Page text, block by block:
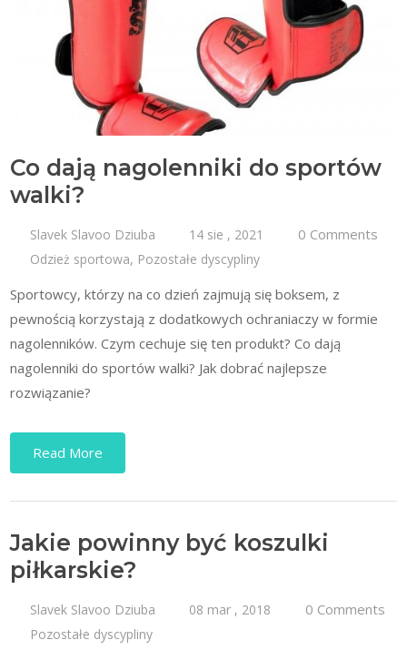
Co dają nagolenniki do sportów
walki?
Slavek Slavoo Dziuba 14 sie , 2021 0 Comments
Odzież sportowa, Pozostałe dyscypliny
Sportowcy, którzy na co dzień zajmują się boksem, z
pewnością korzystają z dodatkowych ochraniaczy w formie
nagolenników. Czym cechuje się ten produkt? Co dają
nagolenniki do sportów walki? Jak dobrać najlepsze
rozwiązanie?
Read More
Jakie powinny być koszulki
piłkarskie?
Slavek Slavoo Dziuba 08 mar , 2018 0 Comments
Pozostałe dyscypliny